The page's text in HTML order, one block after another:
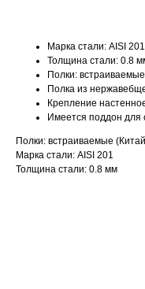
Марка стали: AISI 201
Толщина стали: 0.8
Полки:
Полка из
Крепление
Имеется поддон для
Полки: встраиваемые
Марка стали: AISI 201
Толщина стали: 0.8 мм